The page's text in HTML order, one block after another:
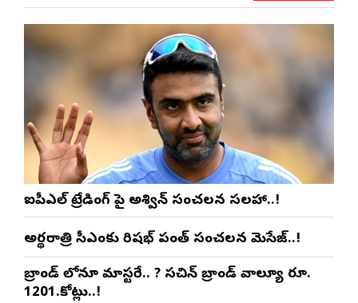
ఐపీఎల్ ట్రేడింగ్ పై అశ్విన్ సంచలన సలహా..!
అర్థరాత్రి సీఎంకు రిషభ్ పంత్ సంచలన మెసేజ్..!
బ్రాండ్ లోనూ మాస్టరే.. ? సచిన్ బ్రాండ్ వాల్యూ రూ.
1201.కోట్లు..!